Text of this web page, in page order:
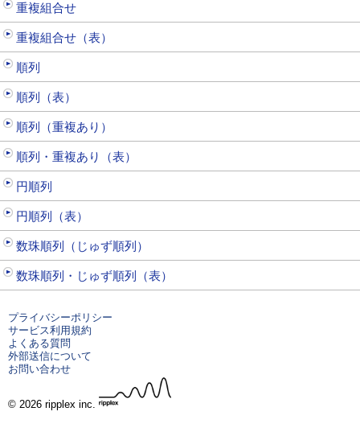
重複組合せ
重複組合せ（表）
順列
順列（表）
順列（重複あり）
順列・重複あり（表）
円順列
円順列（表）
数珠順列（じゅず順列）
数珠順列・じゅず順列（表）
プライバシーポリシー
サービス利用規約
よくある質問
外部送信について
お問い合わせ
© 2026 ripplex inc.